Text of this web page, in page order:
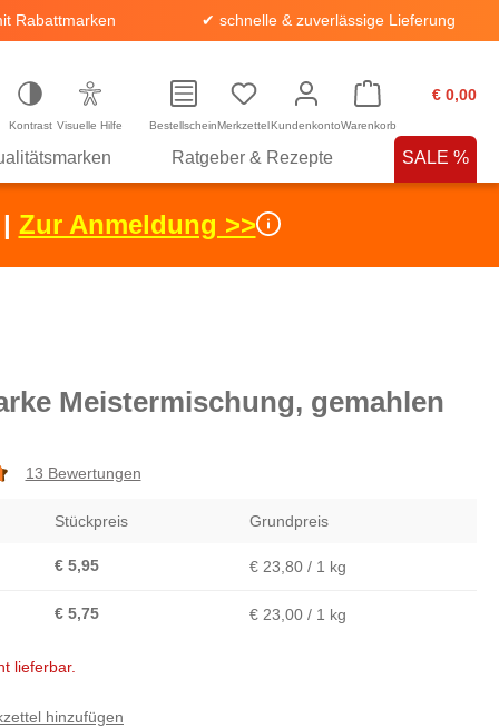
Rabattmarken ✔ schnelle & zuverlässige Lieferung
Kontrast Visuelle Hilfe BestellscheinMerkzettelKundenkonto
€ 0,00
Warenkorb
Ratgeber & Rezepte SALE %
Zur Anmeldung >>
Meistermischung, gemahlen
Stückpreis Grundpreis
€ 5,95 € 23,80 / 1 kg
€ 5,75 € 23,00 / 1 kg
13 Bewertungen
lieferbar.
hinzufügen